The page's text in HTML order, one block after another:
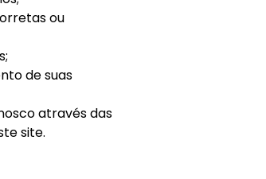
ou
de suas
através das
site.